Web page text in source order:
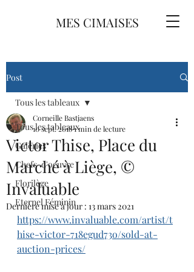
MES CIMAISES
Post
Tous les tableaux
Galeries
Chefs-d'oeuvre
Florilège
Eternel Féminin
Tous les tableaux
Victor Thise, Place du
Marché à Liège, ©
Invaluable
Corneille Bastjaens
10 sept. 20181 min de lecture
Dernière mise à jour : 13 mars 2021
https://www.invaluable.com/artist/t
hise-victor-718egud73o/sold-at-
auction-prices/